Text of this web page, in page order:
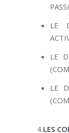
LE
LE
LE
4.LES